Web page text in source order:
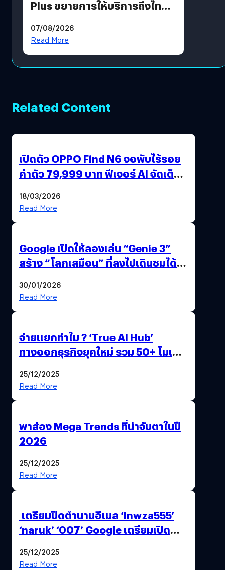
Plus ขยายการให้บริการถึงไทย
โดยตรง
07/08/2026
Read More
Related Content
เปิดตัว OPPO Find N6 จอพับไร้รอย
ค่าตัว 79,999 บาท ฟีเจอร์ AI จัดเต็ม
18/03/2026
Read More
Google เปิดให้ลองเล่น “Genie 3”
สร้าง “โลกเสมือน” ที่ลงไปเดินชมได้
30/01/2026
Read More
จ่ายแยกทำไม ? ‘True AI Hub’
ทางออกธุรกิจยุคใหม่ รวม 50+ โมเดล
25/12/2025
Read More
พาส่อง Mega Trends ที่น่าจับตาในปี
2026
25/12/2025
Read More
เตรียมปิดตำนานอีเมล ‘lnwza555’
‘naruk’ ‘007’ Google เตรียมเปิด
25/12/2025
Read More